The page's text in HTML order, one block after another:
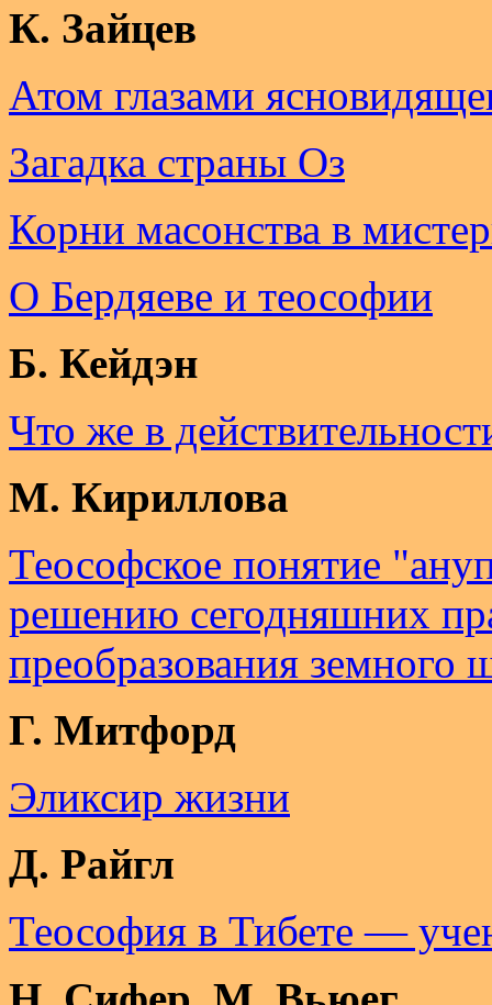
К. Зайцев
Атом глазами
Загадка страны Оз
Корни масонства в
О Бердяеве и теософии
Б. Кейдэн
Что же в
М. Кириллова
Теософское понятие
решению сегодняшних
преобразования земного
Г. Митфорд
Эликсир жизни
Д. Райгл
Теософия в Тибете —